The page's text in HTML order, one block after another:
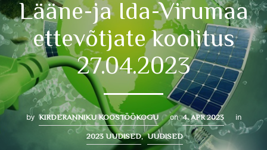
Lääne-ja Ida-Virumaa
ettevõtjate koolitus
27.04.2023
by KIRDERANNIKU KOOSTÖÖKOGU on 4. APR 2023 in
2023 UUDISED, UUDISED